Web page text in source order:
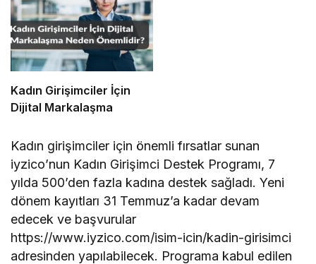
Kadın Girişimciler İçin
Dijital Markalaşma
Kadın girişimciler için önemli fırsatlar sunan
iyzico’nun Kadın Girişimci Destek Programı, 7
yılda 500’den fazla kadına destek sağladı. Yeni
dönem kayıtları 31 Temmuz’a kadar devam
edecek ve başvurular
https://www.iyzico.com/isim-icin/kadin-girisimci
adresinden yapılabilecek. Programa kabul edilen